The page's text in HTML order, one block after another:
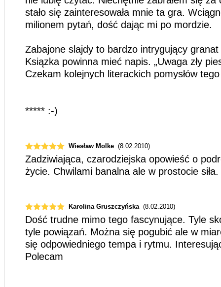
stało się zainteresowała mnie ta gra.
milionem pytań, dość dając mi po mordzie.
Zabajone slajdy to bardzo intrygujący
Ksiązka powinna mieć napis. „Uwaga zły
Czekam kolejnych literackich pomysłów
***** :-)
Wiesław Molke (8.02.2010)
Zadziwiająca, czarodziejska opowieść o
życie. Chwilami banalna ale w prostocie
Karolina Gruszczyńska (8.02.2010)
Dość trudne mimo tego fascynujące. Tyle
tyle powiązań. Można się pogubić ale w
się odpowiedniego tempa i rytmu.
Polecam